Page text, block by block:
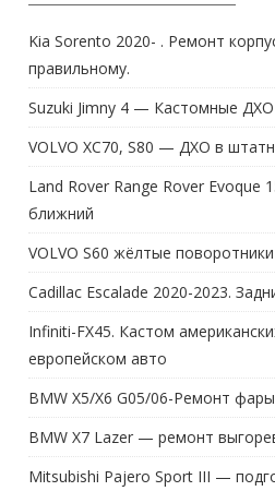
Kia Sorento 2020- . Ремонт
правильному.
Suzuki Jimny 4 — Кастомные
VOLVO XC70, S80 — ДХО в
Land Rover Range Rover Evoque
ближний
VOLVO S60 жёлтые
Cadillac Escalade 2020-2023.
Infiniti-FX45. Кастом
европейском авто
BMW X5/X6 G05/06-Ремонт
BMW X7 Lazer — ремонт
Mitsubishi Pajero Sport III —